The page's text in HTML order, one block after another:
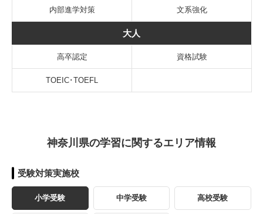
内部進学対策 文系強化
大人
高卒認定 資格試験
TOEIC･TOEFL
神奈川県の学習に関するエリア情報
受験対策実施校
小学受験 中学受験 高校受験